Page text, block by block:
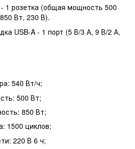
1 розетка (общая мощность 500
Вт, 230 В).
USB-A - 1 порт (5 В/3 А, 9 В/2 А,
540 Вт/ч;
500 Вт;
850 Вт;
1500 циклов;
220 В 6 ч;